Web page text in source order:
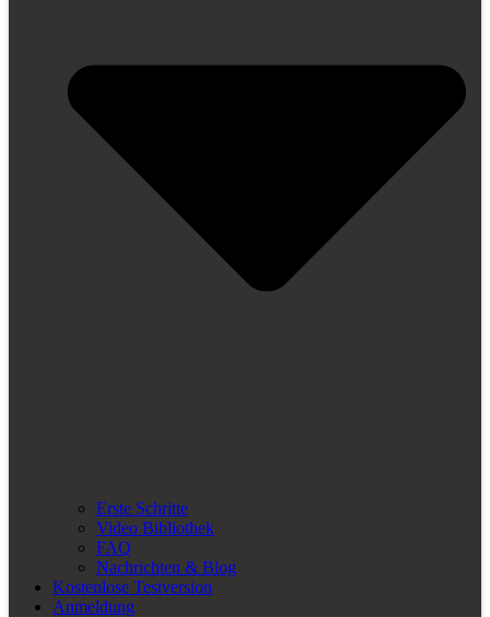
Erste Schritte
Video Bibliothek
FAQ
Nachrichten & Blog
Kostenlose Testversion
Anmeldung